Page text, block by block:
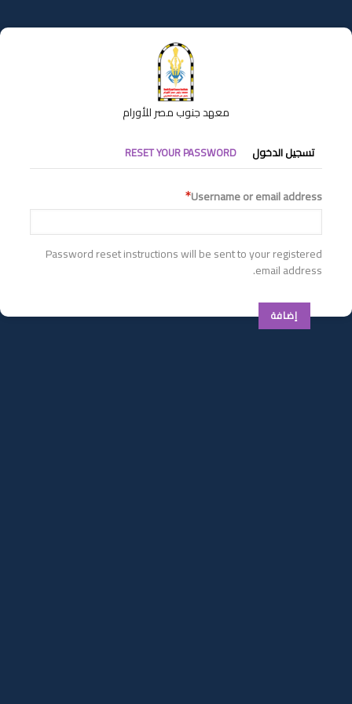
إلى
المحتوى
معهد جنوب مصر للأورام
التبويبات
الأساسية
تسجيل الدخول RESET YOUR PASSWORD
Username or email address
Password reset instructions will be sent to your registered
email address.